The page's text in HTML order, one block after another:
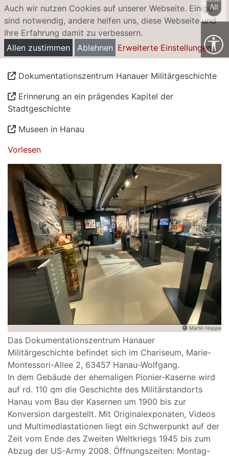
Auch wir nutzen Cookies auf unserer Webseite. Einige
sind notwendig, andere helfen uns, diese Webseite und
Ihre Erfahrung damit zu verbessern.
Allen zustimmen
Ablehnen Erweiterte Einstellungen
Dokumentationszentrum Hanauer
Militärgeschichte
Vorlesen
Martin Hoppe
Das Dokumentationszentrum Hanauer
Militärgeschichte befindet sich im Chariseum, Marie-
Montessori-Allee 2, 63457 Hanau-Wolfgang.
In dem Gebäude der ehemaligen Pionier-Kaserne wird
auf rd. 110 qm die Geschichte des Militärstandorts
Hanau vom Bau der Kasernen um 1900 bis zur
Konversion dargestellt. Mit Originalexponaten, Videos
und Multimediastationen liegt ein Schwerpunkt auf der
Zeit vom Ende des Zweiten Weltkriegs 1945 bis zum
Abzug der US-Army 2008. Öffnungszeiten: Montag-
Dokumentationszentrum Hanauer Militärgeschichte
Erinnerung an ein prägendes Kapitel der
Stadtgeschichte
Museen in Hanau
All